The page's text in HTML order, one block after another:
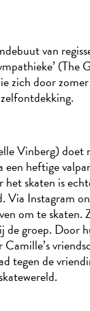
van
zich door
Vinberg) doet
een heftige
skaten is
Via Instagram
om te skaten.
groep. Door
tegen de